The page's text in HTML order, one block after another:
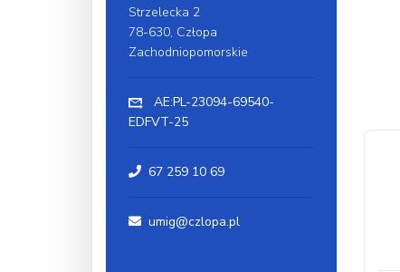
Strzelecka 2
78-630, Człopa
Zachodniopomorskie
AE:PL-23094-69540-
EDFVT-25
67 259 10 69
umig@czlopa.pl